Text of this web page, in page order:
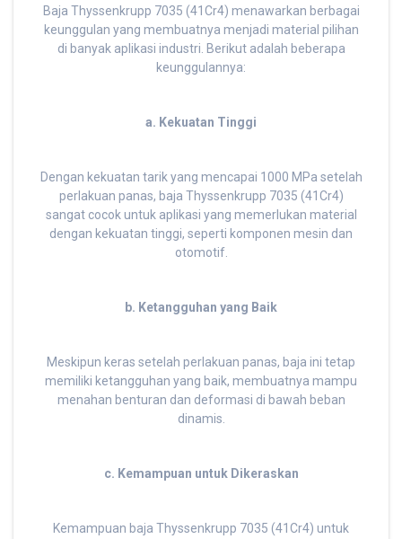
Baja Thyssenkrupp 7035 (41Cr4) menawarkan berbagai
keunggulan yang membuatnya menjadi material pilihan
di banyak aplikasi industri. Berikut adalah beberapa
keunggulannya:
a. Kekuatan Tinggi
Dengan kekuatan tarik yang mencapai 1000 MPa setelah
perlakuan panas, baja Thyssenkrupp 7035 (41Cr4)
sangat cocok untuk aplikasi yang memerlukan material
dengan kekuatan tinggi, seperti komponen mesin dan
otomotif.
b. Ketangguhan yang Baik
Meskipun keras setelah perlakuan panas, baja ini tetap
memiliki ketangguhan yang baik, membuatnya mampu
menahan benturan dan deformasi di bawah beban
dinamis.
c. Kemampuan untuk Dikeraskan
Kemampuan baja Thyssenkrupp 7035 (41Cr4) untuk